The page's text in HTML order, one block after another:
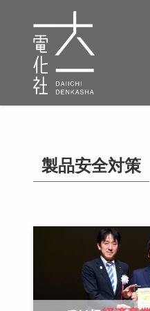
製品安全対策